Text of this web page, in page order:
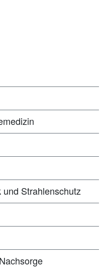
Strahlenschutz